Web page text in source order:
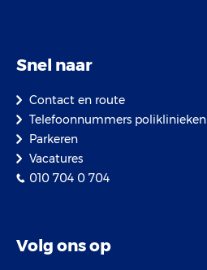
Snel naar
Contact en route
Telefoonnummers poliklinieken
Parkeren
Vacatures
010 704 0 704
Volg ons op